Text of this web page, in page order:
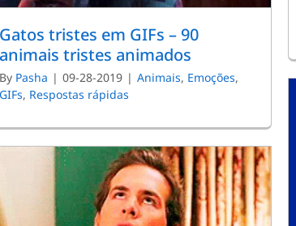
Gatos tristes em GIFs – 90
animais tristes animados
By Pasha | 09-28-2019 | Animais, Emoções,
GIFs, Respostas rápidas